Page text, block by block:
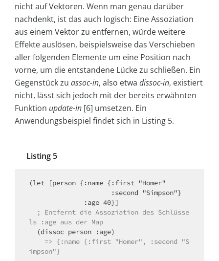
nicht auf Vektoren. Wenn man genau darüber
nachdenkt, ist das auch logisch: Eine Assoziation
aus einem Vektor zu entfernen, würde weitere
Effekte auslösen, beispielsweise das Verschieben
aller folgenden Elemente um eine Position nach
vorne, um die entstandene Lücke zu schließen. Ein
Gegenstück zu assoc-in, also etwa dissoc-in, existiert
nicht, lässt sich jedoch mit der bereits erwähnten
Funktion update-in [6] umsetzen. Ein
Anwendungsbeispiel findet sich in Listing 5.
Listing 5
(let [person {:name {:first "Homer"
; Entfernt die Assoziation des Schlüsse
ls :age aus der Map
impson"}